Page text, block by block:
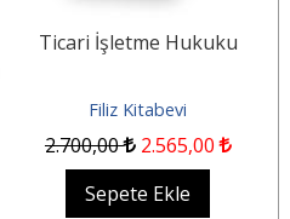
Ticari İşletme Hukuku
Filiz Kitabevi
2.700,00 2.565,00
Sepete Ekle